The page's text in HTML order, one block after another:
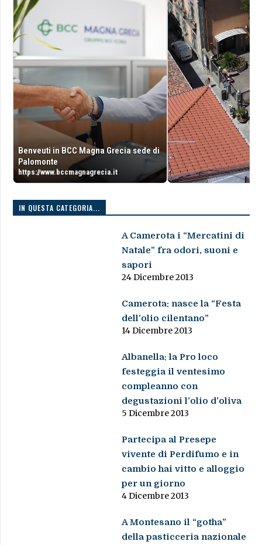
Benveuti in BCC Magna Grecia sede di
Palomonte
https://www.bccmagnagrecia.it
IN QUESTA CATEGORIA...
A Camerota i “Mercatini di
Natale” fra odori, suoni e
sapori
24 Dicembre 2013
Camerota: nasce la “Festa
dell’olio cilentano”
14 Dicembre 2013
Albanella: la Pro loco
festeggia il ventesimo
compleanno con
degustazioni l’olio d’oliva
5 Dicembre 2013
Partecipa al Presepe
vivente di Perdifumo e in
cambio hai vitto e alloggio
per un giorno
4 Dicembre 2013
A Montesano il “gotha”
della pasticceria nazionale